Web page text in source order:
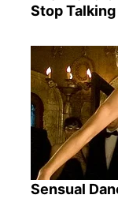
Stop
Sensual